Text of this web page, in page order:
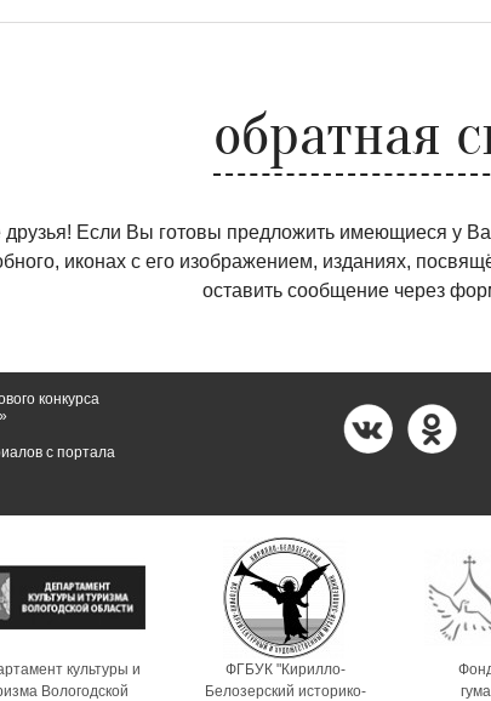
обратная
друзья! Если Вы готовы предложить имеющиеся у
иконах с его изображением, изданиях,
оставить сообщение через
конкурса
с портала
культуры и
Вологодской
ФГБУК "Кирилло-
Белозерский историко-